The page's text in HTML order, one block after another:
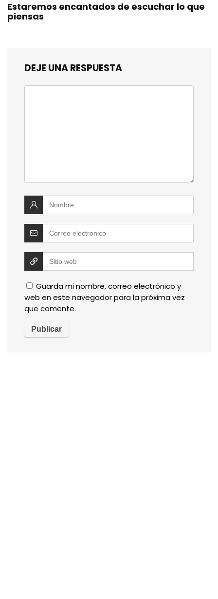
Estaremos encantados de escuchar lo que
piensas
DEJE UNA RESPUESTA
Guarda mi nombre, correo electrónico y
web en este navegador para la próxima vez
que comente.